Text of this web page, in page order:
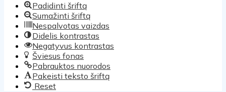
Padidinti šriftą
Sumažinti šriftą
Nespalvotas vaizdas
Didelis kontrastas
Negatyvus kontrastas
Šviesus fonas
Pabrauktos nuorodos
Pakeisti teksto šriftą
Reset